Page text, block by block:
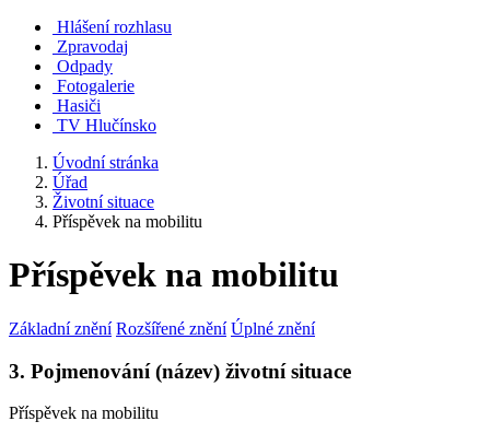
Hlášení rozhlasu
Zpravodaj
Odpady
Fotogalerie
Hasiči
TV Hlučínsko
Úvodní stránka
Úřad
Životní situace
Příspěvek na mobilitu
Příspěvek na mobilitu
Základní znění Rozšířené znění Úplné znění
3. Pojmenování (název) životní situace
Příspěvek na mobilitu